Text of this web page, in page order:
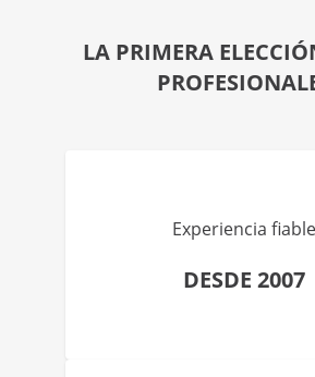
LA PRIMERA
Experiencia fiable
DESDE 2007